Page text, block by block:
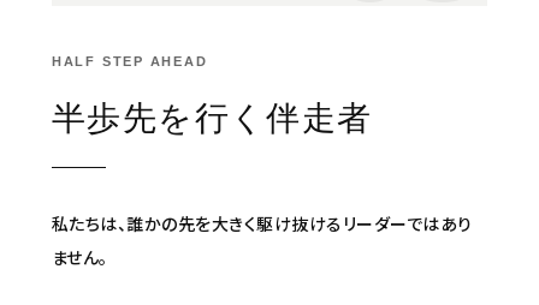
HALF STEP AHEAD
半歩先を行く伴走者
私たちは、誰かの先を大きく駆け抜けるリーダーではあり
ません。